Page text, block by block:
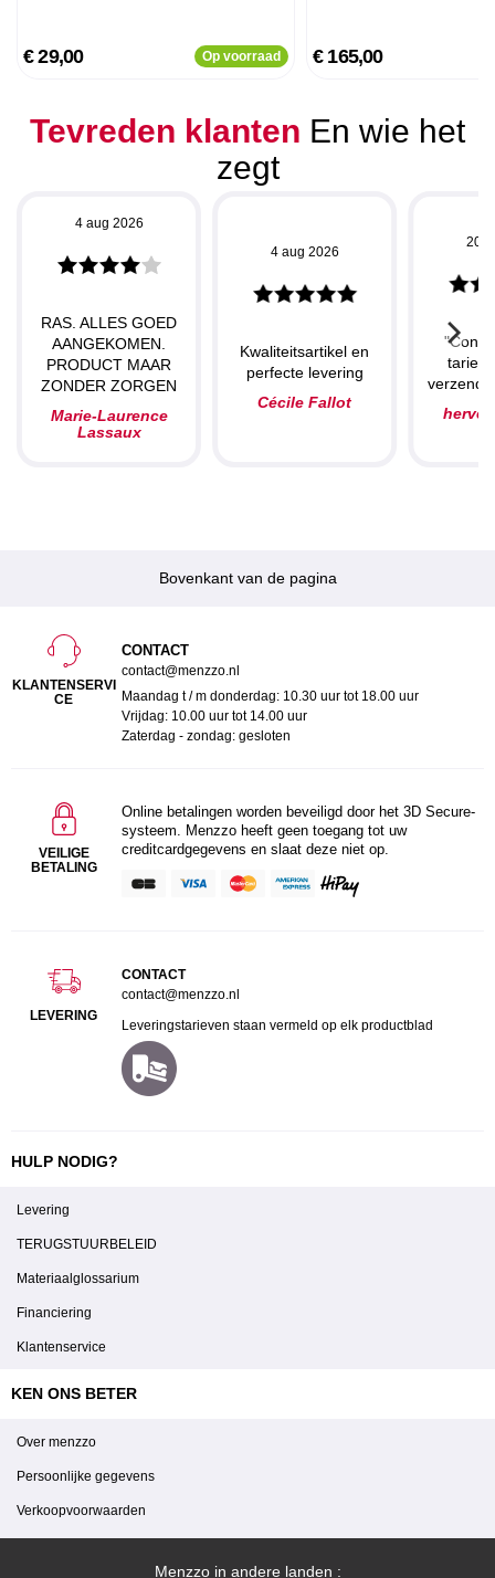
€ 29,00 Op voorraad € 165,00
Tevreden klanten En wie het
zegt
4 aug 2026
RAS. ALLES GOED
AANGEKOMEN.
PRODUCT MAAR
ZONDER ZORGEN
Marie-Laurence
Lassaux
4 aug 2026
Kwaliteitsartikel en
perfecte levering
Cécile Fallot
20
herve
Bovenkant van de pagina
KLANTENSERVI
CE
CONTACT
contact@menzzo.nl
Maandag t / m donderdag: 10.30 uur tot 18.00 uur
Vrijdag: 10.00 uur tot 14.00 uur
Zaterdag - zondag: gesloten
VEILIGE
BETALING
Online betalingen worden beveiligd door het 3D Secure-
systeem. Menzzo heeft geen toegang tot uw
creditcardgegevens en slaat deze niet op.
LEVERING
CONTACT
contact@menzzo.nl
Leveringstarieven staan vermeld op elk productblad
HULP NODIG?
Levering
TERUGSTUURBELEID
Materiaalglossarium
Financiering
Klantenservice
KEN ONS BETER
Over menzzo
Persoonlijke gegevens
Verkoopvoorwaarden
Menzzo in andere landen :